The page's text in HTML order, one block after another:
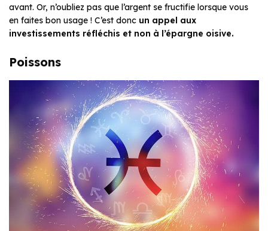
avant. Or, n’oubliez pas que l’argent se fructifie lorsque vous
en faites bon usage ! C’est donc un appel aux
investissements réfléchis et non à l’épargne oisive.
Poissons